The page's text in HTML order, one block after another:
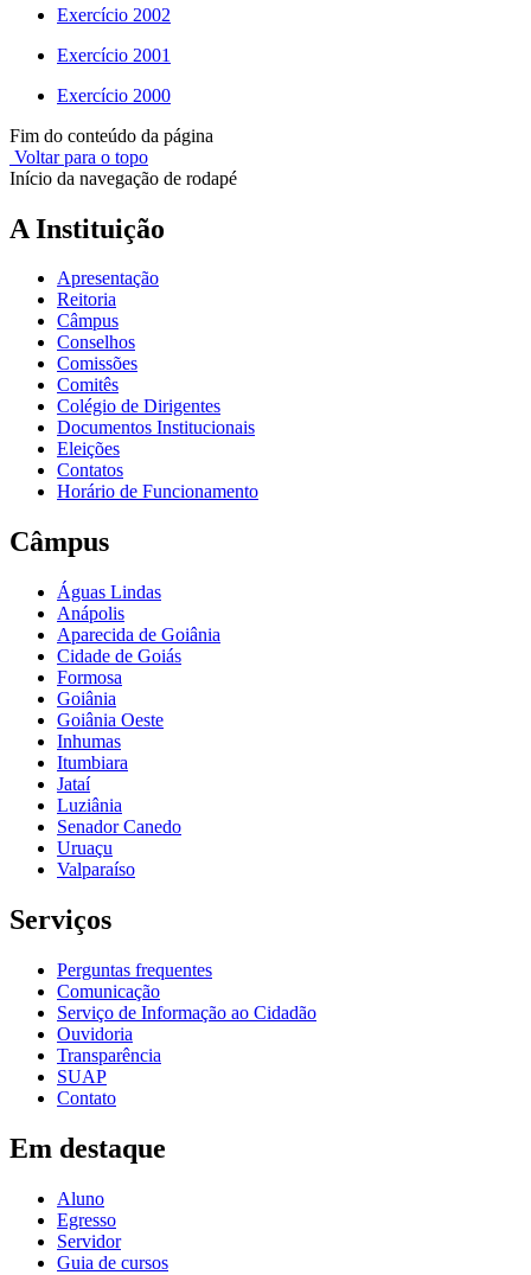
Exercício 2002
Exercício 2001
Exercício 2000
Fim do conteúdo da página
Voltar para o topo
Início da navegação de rodapé
A Instituição
Apresentação
Reitoria
Câmpus
Conselhos
Comissões
Comitês
Colégio de Dirigentes
Documentos Institucionais
Eleições
Contatos
Horário de Funcionamento
Câmpus
Águas Lindas
Anápolis
Aparecida de Goiânia
Cidade de Goiás
Formosa
Goiânia
Goiânia Oeste
Inhumas
Itumbiara
Jataí
Luziânia
Senador Canedo
Uruaçu
Valparaíso
Serviços
Perguntas frequentes
Comunicação
Serviço de Informação ao Cidadão
Ouvidoria
Transparência
SUAP
Contato
Em destaque
Aluno
Egresso
Servidor
Guia de cursos